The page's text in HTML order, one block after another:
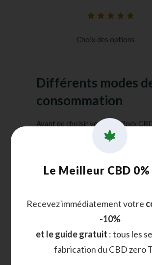
notations
Choix des options
Différents modes
consommation
Avant de choisir votre Ice Rock
les bienfaitset
C’est de loin la façon la plus
d’utiliser l’Ice Rock CBD.
Le Meilleur CBD 0%
Recevez immédiatement votre
-10%
et le guide gratuit : tous les
fabrication du CBD zero